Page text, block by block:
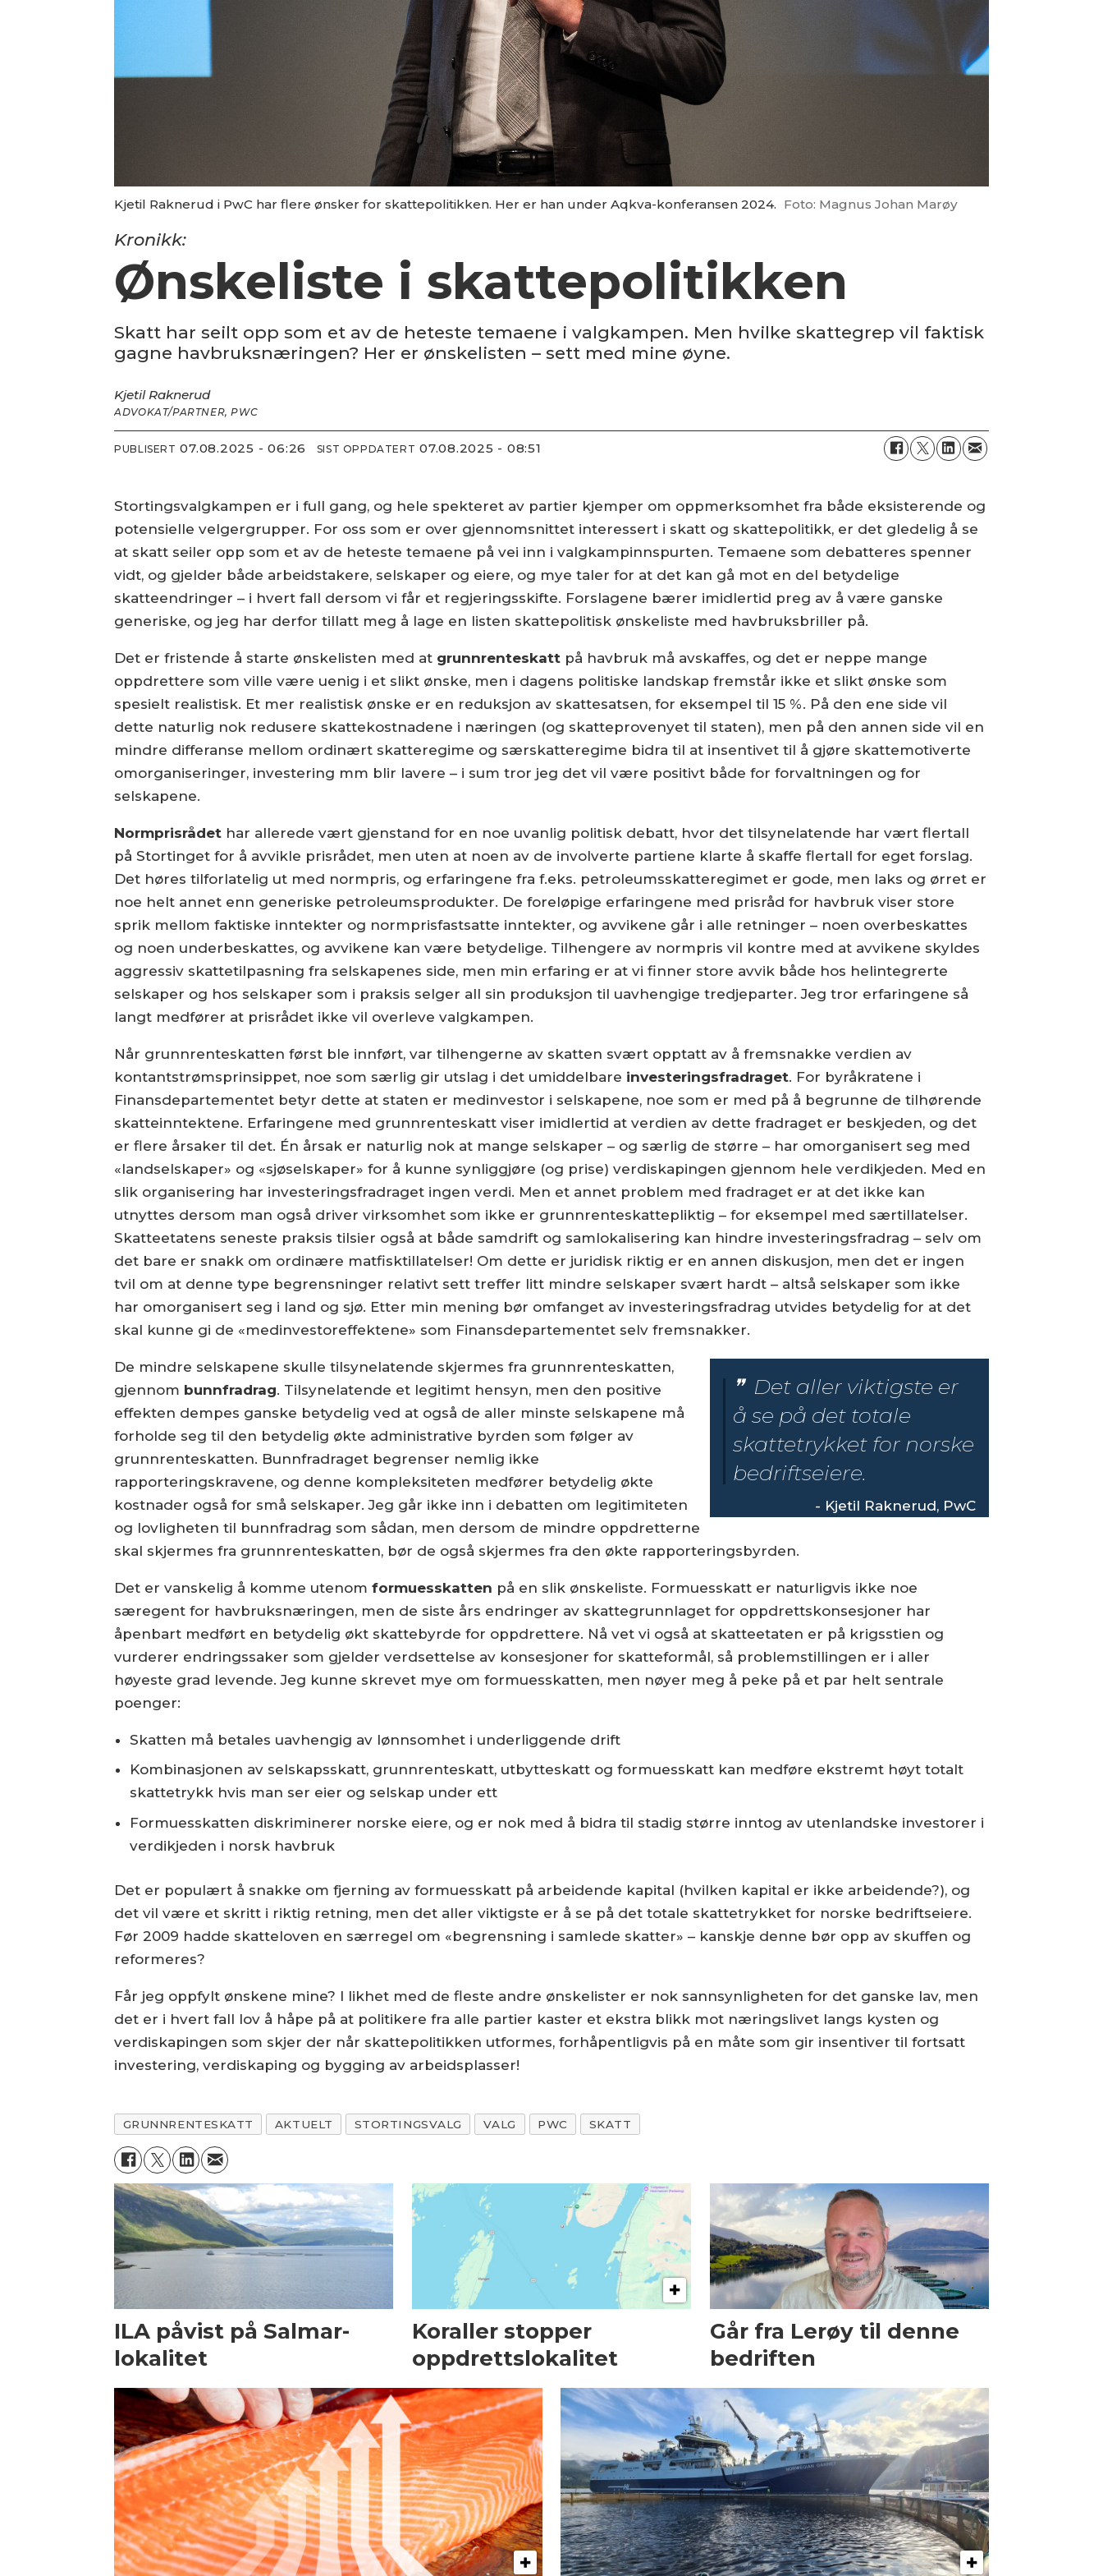
Kjetil Raknerud i PwC har flere ønsker for skattepolitikken. Her er han under Aqkva-konferansen 2024. Foto: Magnus Johan Marøy
Kronikk:
Ønskeliste i skattepolitikken
Skatt har seilt opp som et av de heteste temaene i valgkampen. Men hvilke skattegrep vil faktisk
gagne havbruksnæringen? Her er ønskelisten – sett med mine øyne.
Kjetil Raknerud
ADVOKAT/PARTNER, PWC
PUBLISERT 07.08.2025 - 06:26 SIST OPPDATERT 07.08.2025 - 08:51
Stortingsvalgkampen er i full gang, og hele spekteret av partier kjemper om oppmerksomhet fra både eksisterende og
potensielle velgergrupper. For oss som er over gjennomsnittet interessert i skatt og skattepolitikk, er det gledelig å se
at skatt seiler opp som et av de heteste temaene på vei inn i valgkampinnspurten. Temaene som debatteres spenner
vidt, og gjelder både arbeidstakere, selskaper og eiere, og mye taler for at det kan gå mot en del betydelige
skatteendringer – i hvert fall dersom vi får et regjeringsskifte. Forslagene bærer imidlertid preg av å være ganske
generiske, og jeg har derfor tillatt meg å lage en listen skattepolitisk ønskeliste med havbruksbriller på.
Det er fristende å starte ønskelisten med at grunnrenteskatt på havbruk må avskaffes, og det er neppe mange
oppdrettere som ville være uenig i et slikt ønske, men i dagens politiske landskap fremstår ikke et slikt ønske som
spesielt realistisk. Et mer realistisk ønske er en reduksjon av skattesatsen, for eksempel til 15 %. På den ene side vil
dette naturlig nok redusere skattekostnadene i næringen (og skatteprovenyet til staten), men på den annen side vil en
mindre differanse mellom ordinært skatteregime og særskatteregime bidra til at insentivet til å gjøre skattemotiverte
omorganiseringer, investering mm blir lavere – i sum tror jeg det vil være positivt både for forvaltningen og for
selskapene.
Normprisrådet har allerede vært gjenstand for en noe uvanlig politisk debatt, hvor det tilsynelatende har vært flertall
på Stortinget for å avvikle prisrådet, men uten at noen av de involverte partiene klarte å skaffe flertall for eget forslag.
Det høres tilforlatelig ut med normpris, og erfaringene fra f.eks. petroleumsskatteregimet er gode, men laks og ørret er
noe helt annet enn generiske petroleumsprodukter. De foreløpige erfaringene med prisråd for havbruk viser store
sprik mellom faktiske inntekter og normprisfastsatte inntekter, og avvikene går i alle retninger – noen overbeskattes
og noen underbeskattes, og avvikene kan være betydelige. Tilhengere av normpris vil kontre med at avvikene skyldes
aggressiv skattetilpasning fra selskapenes side, men min erfaring er at vi finner store avvik både hos helintegrerte
selskaper og hos selskaper som i praksis selger all sin produksjon til uavhengige tredjeparter. Jeg tror erfaringene så
langt medfører at prisrådet ikke vil overleve valgkampen.
Når grunnrenteskatten først ble innført, var tilhengerne av skatten svært opptatt av å fremsnakke verdien av
kontantstrømsprinsippet, noe som særlig gir utslag i det umiddelbare investeringsfradraget. For byråkratene i
Finansdepartementet betyr dette at staten er medinvestor i selskapene, noe som er med på å begrunne de tilhørende
skatteinntektene. Erfaringene med grunnrenteskatt viser imidlertid at verdien av dette fradraget er beskjeden, og det
er flere årsaker til det. Én årsak er naturlig nok at mange selskaper – og særlig de større – har omorganisert seg med
«landselskaper» og «sjøselskaper» for å kunne synliggjøre (og prise) verdiskapingen gjennom hele verdikjeden. Med en
slik organisering har investeringsfradraget ingen verdi. Men et annet problem med fradraget er at det ikke kan
utnyttes dersom man også driver virksomhet som ikke er grunnrenteskattepliktig – for eksempel med særtillatelser.
Skatteetatens seneste praksis tilsier også at både samdrift og samlokalisering kan hindre investeringsfradrag – selv om
det bare er snakk om ordinære matfisktillatelser! Om dette er juridisk riktig er en annen diskusjon, men det er ingen
tvil om at denne type begrensninger relativt sett treffer litt mindre selskaper svært hardt – altså selskaper som ikke
har omorganisert seg i land og sjø. Etter min mening bør omfanget av investeringsfradrag utvides betydelig for at det
skal kunne gi de «medinvestoreffektene» som Finansdepartementet selv fremsnakker.
Det aller viktigste er
å se på det totale
skattetrykket for norske
bedriftseiere.
- Kjetil Raknerud, PwC
De mindre selskapene skulle tilsynelatende skjermes fra grunnrenteskatten,
gjennom bunnfradrag. Tilsynelatende et legitimt hensyn, men den positive
effekten dempes ganske betydelig ved at også de aller minste selskapene må
forholde seg til den betydelig økte administrative byrden som følger av
grunnrenteskatten. Bunnfradraget begrenser nemlig ikke
rapporteringskravene, og denne kompleksiteten medfører betydelig økte
kostnader også for små selskaper. Jeg går ikke inn i debatten om legitimiteten
og lovligheten til bunnfradrag som sådan, men dersom de mindre oppdretterne
skal skjermes fra grunnrenteskatten, bør de også skjermes fra den økte rapporteringsbyrden.
Det er vanskelig å komme utenomformuesskatten på en slik ønskeliste. Formuesskatt er naturligvis ikke noe
særegent for havbruksnæringen, men de siste års endringer av skattegrunnlaget for oppdrettskonsesjoner har
åpenbart medført en betydelig økt skattebyrde for oppdrettere. Nå vet vi også at skatteetaten er på krigsstien og
vurderer endringssaker som gjelder verdsettelse av konsesjoner for skatteformål, så problemstillingen er i aller
høyeste grad levende. Jeg kunne skrevet mye om formuesskatten, men nøyer meg å peke på et par helt sentrale
poenger:
Skatten må betales uavhengig av lønnsomhet i underliggende drift
Kombinasjonen av selskapsskatt, grunnrenteskatt, utbytteskatt og formuesskatt kan medføre ekstremt høyt totalt
skattetrykk hvis man ser eier og selskap under ett
Formuesskatten diskriminerer norske eiere, og er nok med å bidra til stadig større inntog av utenlandske investorer i
verdikjeden i norsk havbruk
Det er populært å snakke om fjerning av formuesskatt på arbeidende kapital (hvilken kapital er ikke arbeidende?), og
det vil være et skritt i riktig retning, men det aller viktigste er å se på det totale skattetrykket for norske bedriftseiere.
Før 2009 hadde skatteloven en særregel om «begrensning i samlede skatter» – kanskje denne bør opp av skuffen og
reformeres?
Får jeg oppfylt ønskene mine? I likhet med de fleste andre ønskelister er nok sannsynligheten for det ganske lav, men
det er i hvert fall lov å håpe på at politikere fra alle partier kaster et ekstra blikk mot næringslivet langs kysten og
verdiskapingen som skjer der når skattepolitikken utformes, forhåpentligvis på en måte som gir insentiver til fortsatt
investering, verdiskaping og bygging av arbeidsplasser!
GRUNNRENTESKATT AKTUELT STORTINGSVALG VALG PWC SKATT
ILA påvist på Salmar-
lokalitet
Koraller stopper
oppdrettslokalitet
Går fra Lerøy til denne
bedriften